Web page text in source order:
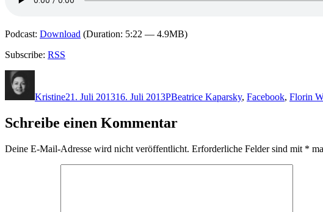
Podcast: Download (Duration: 5:22 — 4.9MB)
Subscribe: RSS
Kristine21. Juli 201316. Juli 2013PBeatrice Kaparsky, Facebook, Florin
Schreibe einen Kommentar
Deine E-Mail-Adresse wird nicht veröffentlicht. Erforderliche Felder sind mit *